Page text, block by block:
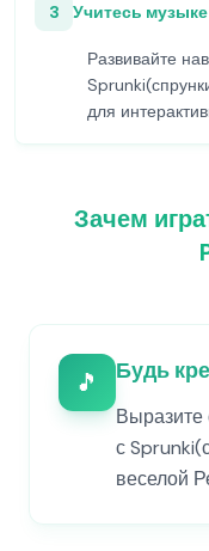
3 Учитесь музыке
Развивайте
для
Зачем
🎵 Будь
Выразите
с
веселой